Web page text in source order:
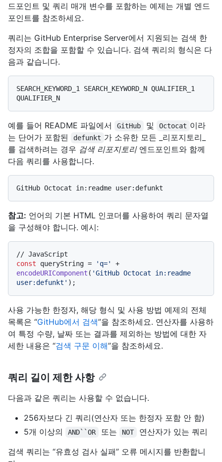
드포인트 및 쿼리 매개 변수를 포함하는 예제는 개별 엔드
포인트를 참조하세요.
쿼리는 GitHub Enterprise Server에서 지원되는 검색 한
정자의 조합을 포함할 수 있습니다. 검색 쿼리의 형식은 다
음과 같습니다.
SEARCH_KEYWORD_1 SEARCH_KEYWORD_N QUALIFIER_1
예를 들어 README 파일에서 GitHub 및 Octocat 이라
는 단어가 포함된
defunkt 가 소유한 모든 _리포지토리_
를 검색하려는 경우 검색 리포지토리엔드포인트와 함께
다음 쿼리를 사용합니다.
참고: 언어의 기본 HTML 인코더를 사용하여 쿼리 문자열
을 구성해야 합니다. 예시:
// JavaScript
const queryString = 'q='
encodeURIComponent ( 'GitHub Octocat in:readme
user:defunkt'
사용 가능한 한정자, 해당 형식 및 사용 방법 예제의 전체
목록은 “GitHub에서 검색”을 참조하세요. 연산자를 사용하
여 특정 수량, 날짜 또는 결과를 제외하는 방법에 대한 자
세한 내용은 “검색 구문 이해”을 참조하세요.
쿼리 길이 제한 사항
다음과 같은 쿼리는 사용할 수 없습니다.
256자보다 긴 쿼리(연산자 또는 한정자 포함 안 함)
5개 이상의
AND``OR 또는 NOT
연산자가 있는 쿼리
검색 쿼리는 “유효성 검사 실패” 오류 메시지를 반환합니